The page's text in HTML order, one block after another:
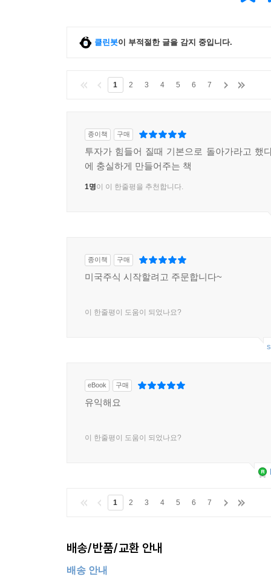
심리지표란 무엇일까?
VIX: 시장 공포 온도계
AAII와 NAAIM 지수: 개인과 기관의 차이
[이번 파트 요약] 심리지표 핵심 정리
부록. 미국 주식 투자에 유용한 사이트 TOP 5
인베스팅닷컴: 미국 시장을 한눈에 보는 대시보드
보너스: 친절한 재승씨의 미국 주식 투자 Q&A 30선
클린봇이 부적절한 글을 감지 중입니다.
1 2 3 4 5 6 7
종이책 구매
투자가 힘들어 질때 기본으로 돌아가라고 했
에 충실하게 만들어주는 책
1명이 이 한줄평을 추천합니다.
종이책 구매
미국주식 시작할려고 주문합니다~
이 한줄평이 도움이 되었나요?
eBook 구매
유익해요
이 한줄평이 도움이 되었나요?
1 2 3 4 5 6 7
배송/반품/교환 안내
배송 안내